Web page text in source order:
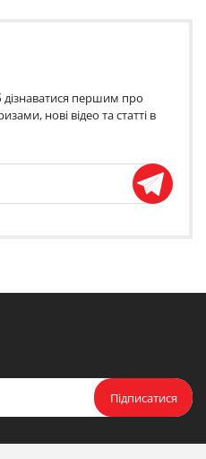
першим про
нові відео та статті в
Підписатися